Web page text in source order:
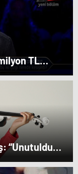
TL
“Unutuldun”